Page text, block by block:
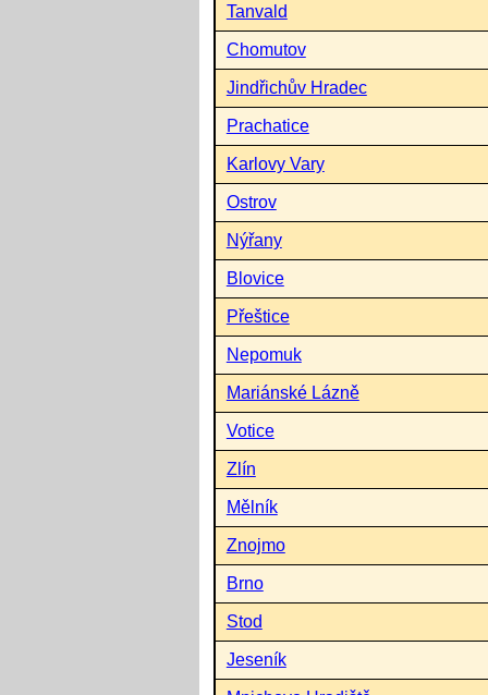
Tanvald
Chomutov
Jindřichův Hradec
Prachatice
Karlovy Vary
Ostrov
Nýřany
Blovice
Přeštice
Nepomuk
Mariánské Lázně
Votice
Zlín
Mělník
Znojmo
Brno
Stod
Jeseník